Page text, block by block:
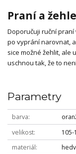
Praní a
Doporučuji ruční
po vyprání narovnat,
sice možné žehlit, ale
uschnou tak, že to
Parametry
barva
velikost
105-
materiál